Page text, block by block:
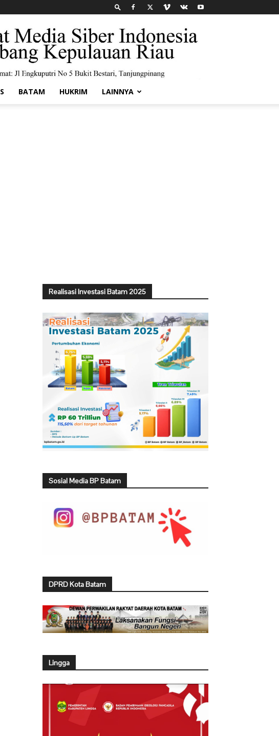
BATAM HUKRIM LAINNYA
Realisasi Investasi Batam 2025
Sosial Media BP Batam
DPRD Kota Batam
Lingga